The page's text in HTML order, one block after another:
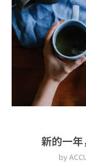
新的一年
by